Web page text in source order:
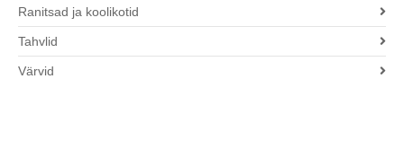
Ranitsad ja koolikotid
Tahvlid
Värvid